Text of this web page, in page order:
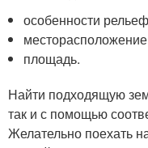
особенности
площадь.
Найти подходящую
так и с помощью
Желательно поехать